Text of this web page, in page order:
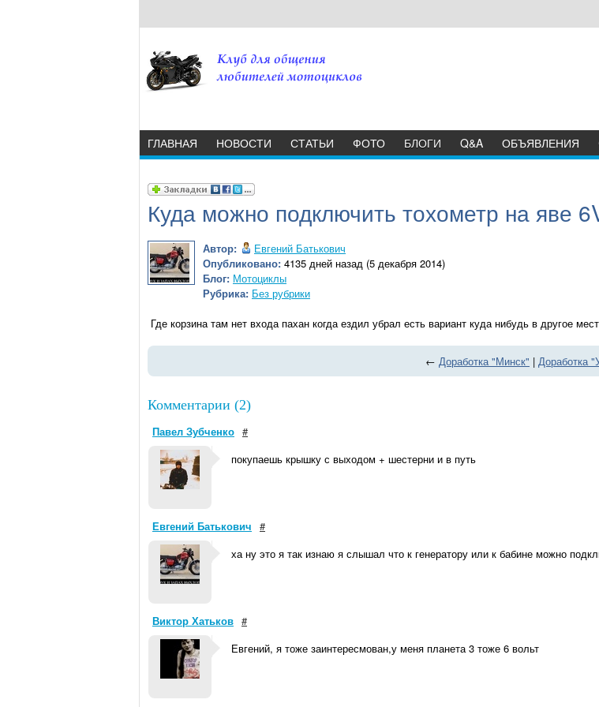
ГЛАВНАЯ НОВОСТИ СТАТЬИ ФОТО БЛОГИ Q&A ОБЪЯВЛЕНИЯ
Куда можно подключить тохометр на яве
Автор:
Евгений Батькович
Опубликовано: 4135 дней назад (5 декабря 2014)
Блог: Мотоциклы
Рубрика: Без рубрики
Где корзина там нет входа пахан когда ездил убрал есть вариант куда нибудь в другое
← Доработка "Минск" | Доработка
Комментарии (2)
Павел Зубченко #
покупаешь крышку с выходом + шестерни и в путь
Евгений Батькович #
ха ну это я так изнаю я слышал что к генератору или к бабине можно
Виктор Хатьков #
Евгений, я тоже заинтересмован,у меня планета 3 тоже 6 вольт